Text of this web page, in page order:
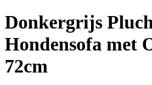
Donkergrijs
Hondensofa met
72cm